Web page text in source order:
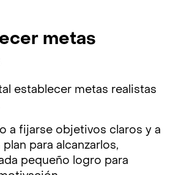
metas
establecer metas realistas
a fijarse objetivos claros y a
para alcanzarlos,
pequeño logro para